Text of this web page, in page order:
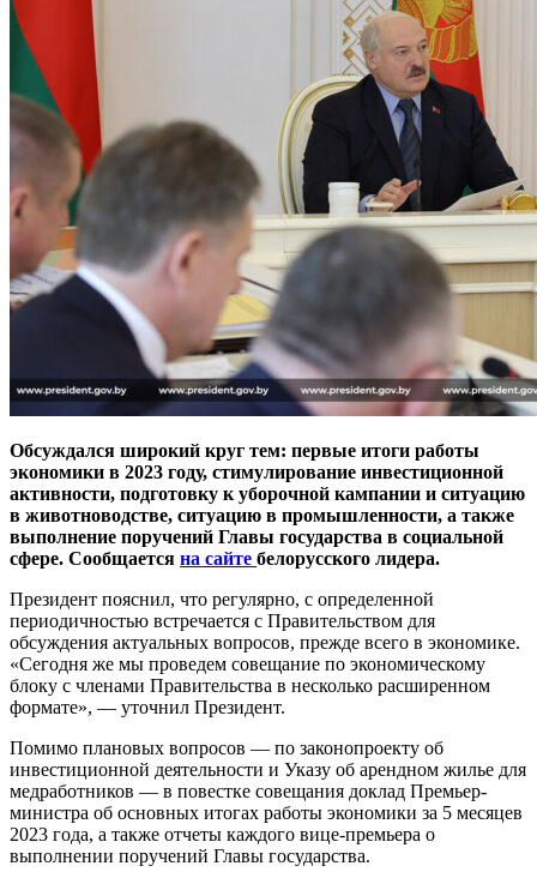
Обсуждался широкий круг тем: первые итоги работы
экономики в 2023 году, стимулирование инвестиционной
активности, подготовку к уборочной кампании и ситуацию
в животноводстве, ситуацию в промышленности, а также
выполнение поручений Главы государства в социальной
сфере. Сообщается на сайте белорусского лидера.
Президент пояснил, что регулярно, с определенной
периодичностью встречается с Правительством для
обсуждения актуальных вопросов, прежде всего в экономике.
«Сегодня же мы проведем совещание по экономическому
блоку с членами Правительства в несколько расширенном
формате», — уточнил Президент.
Помимо плановых вопросов — по законопроекту об
инвестиционной деятельности и Указу об арендном жилье для
медработников — в повестке совещания доклад Премьер-
министра об основных итогах работы экономики за 5 месяцев
2023 года, а также отчеты каждого вице-премьера о
выполнении поручений Главы государства.